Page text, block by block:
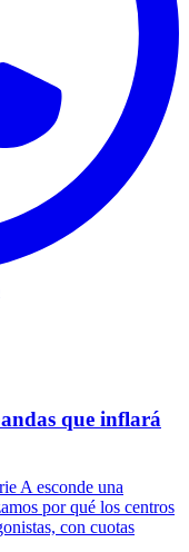
que inflará
A esconde una
por qué los centros
con cuotas